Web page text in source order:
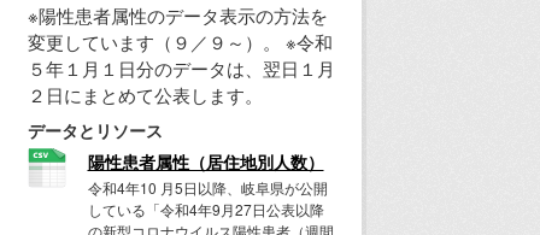
※陽性患者属性のデータ表示の方法を
変更しています（９／９～）。 ※令和
５年１月１日分のデータは、翌日１月
２日にまとめて公表します。
データとリソース
陽性患者属性（居住地別人数）
令和4年10 月5日以降、岐阜県が公開
している「令和4年9月27日公表以降
の新型コロナウイルス陽性患者（週間